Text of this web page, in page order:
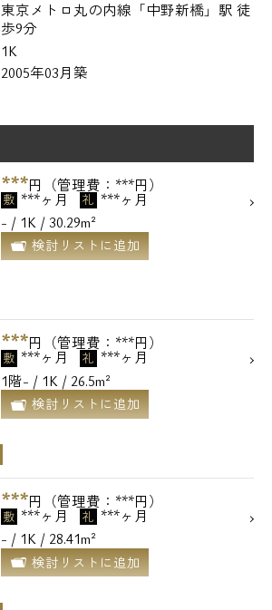
東京メトロ丸の内線「中野新橋」駅 徒
歩9分
1K
2005年03月築
***円（管理費：***円）
敷 ***ヶ月 礼 ***ヶ月
- / 1K / 30.29m²
検討リストに追加
***円（管理費：***円）
敷 ***ヶ月 礼 ***ヶ月
1階- / 1K / 26.5m²
検討リストに追加
***円（管理費：***円）
敷 ***ヶ月 礼 ***ヶ月
- / 1K / 28.41m²
検討リストに追加